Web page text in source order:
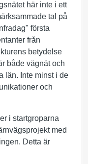
här inte i ett
tal på
första
från
betydelse
både vägnät och
län. Inte minst i de
och
i startgroparna
med
Detta är